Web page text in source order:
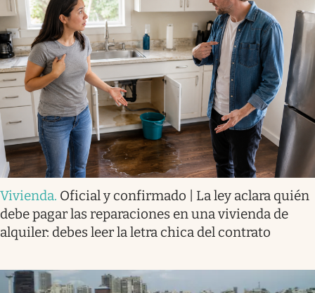
Vivienda. Oficial y confirmado | La ley aclara quién
debe pagar las reparaciones en una vivienda de
alquiler: debes leer la letra chica del contrato